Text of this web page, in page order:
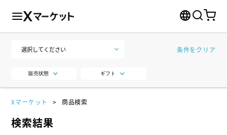
条件をクリア
販売状態 ギフト
Xマーケット 商品検索
検索結果